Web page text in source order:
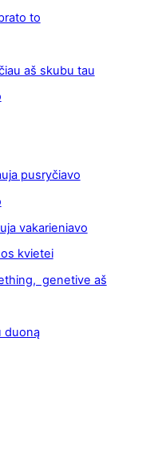
to
aš skubu tau
pusryčiavo
vakarieniavo
kvietei
genetive aš
duoną